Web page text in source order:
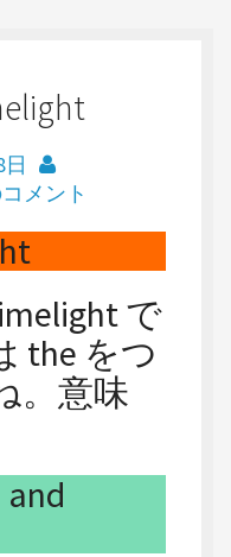
メント
で
the をつ
。意味